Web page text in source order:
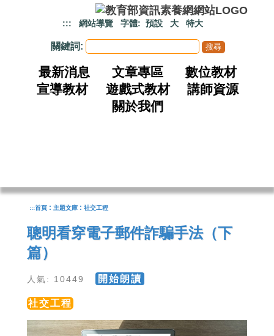
::: 網站導覽 字體: 預設 大 特大
關鍵詞:
最新消息 文章專區
數位教材
宣導教材
遊戲式教材
講師資源
關於我們
:::首頁 : 主題文庫 : 社交工程
聰明看穿電子郵件詐騙手法（下
篇）
人氣: 10449 開始朗讀
社交工程